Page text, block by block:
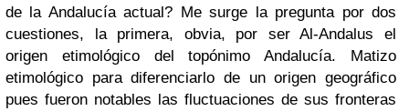
de la Andalucía actual? Me surge la pregunta por dos
cuestiones, la primera, obvia, por ser Al-Andalus el
origen etimológico del topónimo Andalucía. Matizo
etimológico para diferenciarlo de un origen geográfico
pues fueron notables las fluctuaciones de sus fronteras